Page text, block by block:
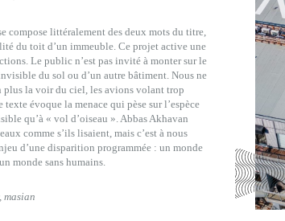
compose littéralement des deux mots du titre,
du toit d’un immeuble. Ce projet active une
Le public n’est pas invité à monter sur le
du sol ou d’un autre bâtiment. Nous ne
plus la voir du ciel, les avions volant trop
texte évoque la menace qui pèse sur l’espèce
qu’à « vol d’oiseau ». Abbas Akhavan
comme s’ils lisaient, mais c’est à nous
d’une disparition programmée : un monde
monde sans humains.
masian